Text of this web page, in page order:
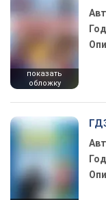
показать
обложку